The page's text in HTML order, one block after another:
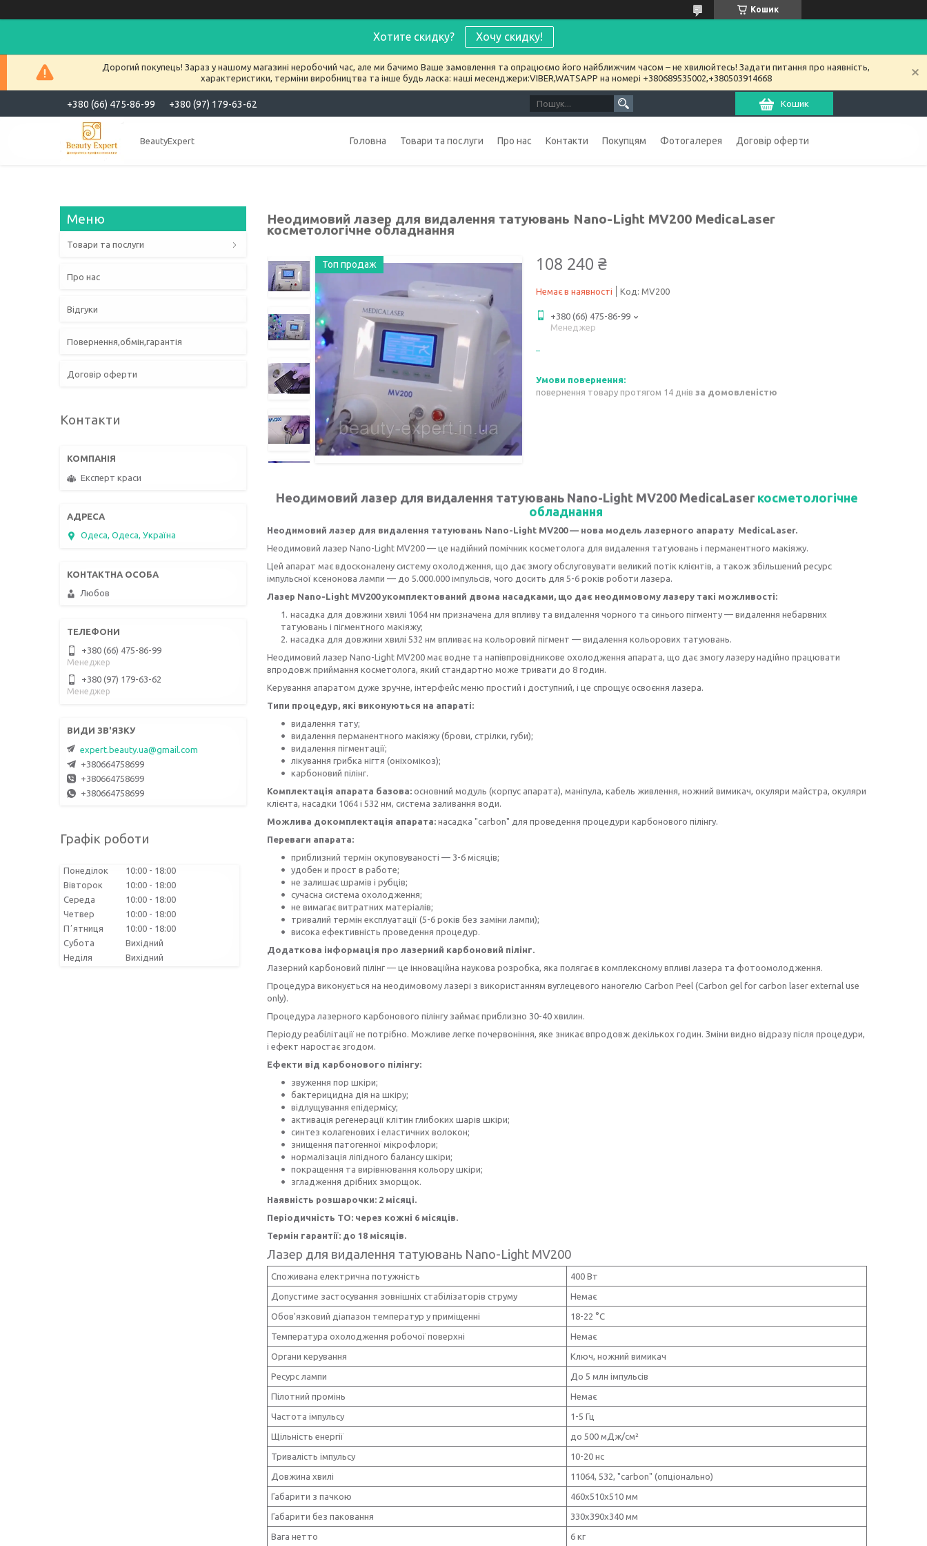
Кошик
Хотите скидку? Хочу скидку!
Дорогий покупець! Зараз у нашому магазині неробочий час, але ми бачимо Ваше замовлення та опрацюємо його найближчим часом – не хвилюйтесь! Задати питання про наявність,
характеристики, терміни виробництва та інше будь ласка: наші месенджери:VIBER,WATSAPP на номері +380689535002,+380503914668
+380 (66) 475-86-99 +380 (97) 179-63-62 Кошик
BeautyExpert Головна Товари та послуги Про нас Контакти Покупцям Фотогалерея Договір оферти
Неодимовий лазер для видалення татуювань Nano-Light MV200 MedicaLaser
косметологічне обладнання
Топ продаж 108 240 ₴
Немає в наявності Код: MV200
+380 (66) 475-86-99
Менеджер
повернення товару протягом 14 днів за домовленістю
Неодимовий лазер для видалення татуювань Nano-Light MV200 MedicaLaser косметологічне
обладнання
Неодимовий лазер для видалення татуювань Nano-Light MV200 — нова модель лазерного апарату MedicaLaser.
Неодимовий лазер Nano-Light MV200 — це надійний помічник косметолога для видалення татуювань і перманентного макіяжу.
Цей апарат має вдосконалену систему охолодження, що дає змогу обслуговувати великий потік клієнтів, а також збільшений ресурс
імпульсної ксенонова лампи — до 5.000.000 імпульсів, чого досить для 5-6 років роботи лазера.
Лазер Nano-Light MV200 укомплектований двома насадками, що дає неодимовому лазеру такі можливості:
насадка для довжини хвилі 1064 нм призначена для впливу та видалення чорного та синього пігменту — видалення небарвних
татуювань і пігментного макіяжу;
насадка для довжини хвилі 532 нм впливає на кольоровий пігмент — видалення кольорових татуювань.
Неодимовий лазер Nano-Light MV200 має водне та напівпровідникове охолодження апарата, що дає змогу лазеру надійно працювати
впродовж приймання косметолога, який стандартно може тривати до 8 годин.
Керування апаратом дуже зручне, інтерфейс меню простий і доступний, і це спрощує освоєння лазера.
Типи процедур, які виконуються на апараті:
видалення тату;
видалення перманентного макіяжу (брови, стрілки, губи);
видалення пігментації;
лікування грибка нігтя (оніхомікоз);
карбоновий пілінг.
Комплектація апарата базова: основний модуль (корпус апарата), маніпула, кабель живлення, ножний вимикач, окуляри майстра, окуляри
клієнта, насадки 1064 і 532 нм, система заливання води.
Можлива докомплектація апарата: насадка "carbon" для проведення процедури карбонового пілінгу.
Переваги апарата:
приблизний термін окуповуваності — 3-6 місяців;
удобен и прост в работе;
не залишає шрамів і рубців;
сучасна система охолодження;
не вимагає витратних матеріалів;
тривалий термін експлуатації (5-6 років без заміни лампи);
висока ефективність проведення процедур.
Додаткова інформація про лазерний карбоновий пілінг.
Лазерний карбоновий пілінг — це інноваційна наукова розробка, яка полягає в комплексному впливі лазера та фотоомолодження.
Процедура виконується на неодимовому лазері з використанням вуглецевого наногелю Carbon Peel (Carbon gel for carbon laser external use
only).
Процедура лазерного карбонового пілінгу займає приблизно 30-40 хвилин.
Періоду реабілітації не потрібно. Можливе легке почервоніння, яке зникає впродовж декількох годин. Зміни видно відразу після процедури,
і ефект наростає згодом.
Ефекти від карбонового пілінгу:
звуження пор шкіри;
бактерицидна дія на шкіру;
відлущування епідермісу;
активація регенерації клітин глибоких шарів шкіри;
синтез колагенових і еластичних волокон;
знищення патогенної мікрофлори;
нормалізація ліпідного балансу шкіри;
покращення та вирівнювання кольору шкіри;
згладження дрібних зморщок.
Наявність розшарочки: 2 місяці.
Періодичність ТО: через кожні 6 місяців.
Термін гарантії: до 18 місяців.
Лазер для видалення татуювань Nano-Light MV200
Споживана електрична потужність 400 Вт
Допустиме застосування зовнішніх стабілізаторів струму Немає
Обов'язковий діапазон температур у приміщенні 18-22 °С
Температура охолодження робочої поверхні Немає
Органи керування Ключ, ножний вимикач
Ресурс лампи До 5 млн імпульсів
Пілотний промінь Немає
Частота імпульсу 1-5 Гц
Щільність енергії до 500 мДж/см²
Тривалість імпульсу 10-20 нс
Довжина хвилі 11064, 532, "carbon" (опціонально)
Габарити з пачкою 460х510х510 мм
Габарити без паковання 330х390х340 мм
Вага нетто 6 кг
Товари та послуги
Про нас
Відгуки
Повернення,обмін,гарантія
Договір оферти
Контакти
Експерт краси
Одеса, Одеса, Україна
Любов
+380 (66) 475-86-99
Менеджер
+380 (97) 179-63-62
Менеджер
expert.beauty.ua@gmail.com
+380664758699
+380664758699
+380664758699
Графік роботи
Понеділок 10:00
18:00
Вівторок
10:00
18:00
Середа
10:00
18:00
Четвер
10:00
18:00
Пʼятниця
10:00
18:00
Субота
Вихідний
Неділя
Вихідний